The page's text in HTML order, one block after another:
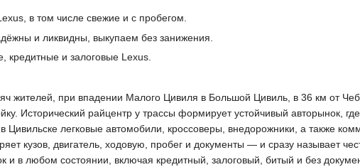
в том числе свежие и с пробегом.
и ликвидны, выкупаем без занижения.
кредитные и залоговые Lexus.
жителей, при впадении Малого Цивиля в Большой Цивиль, в 36 км от
Исторический райцентр у трассы формирует устойчивый авторынок,
легковые автомобили, кроссоверы, внедорожники, а также
кузов, двигатель, ходовую, пробег и документы — и сразу называет
и в любом состоянии, включая кредитный, залоговый, битый и без